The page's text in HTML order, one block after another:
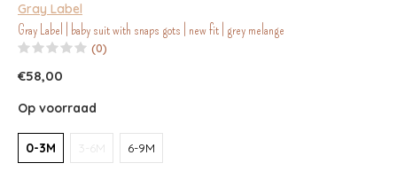
Gray Label
Gray Label | baby suit with snaps gots | new fit | grey melange
(0)
€58,00
Op voorraad
0-3M 3-6M 6-9M